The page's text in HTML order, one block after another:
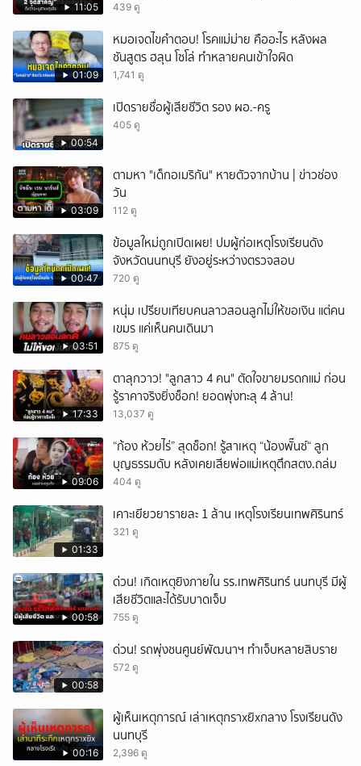
11:05 439 ดู
01:09
หมอเจดไขคำตอบ! โรคแม่ม่าย คืออะไร หลังผล
ชันสูตร ฮลุน โซโล่ ทำหลายคนเข้าใจผิด
1,741 ดู
00:54
เปิดรายชื่อผู้เสียชีวิต รอง ผอ.-ครู
405 ดู
03:09
ตามหา "เด็กอเมริกัน" หายตัวจากบ้าน | ข่าวช่อง
วัน
112 ดู
00:47
ข้อมูลใหม่ถูกเปิดเผย! ปมผู้ก่อเหตุโรงเรียนดัง
จังหวัดนนทบุรี ยังอยู่ระหว่างตรวจสอบ
720 ดู
03:51
หนุ่ม เปรียบเทียบคนลาวสอนลูกไม่ให้ขอเงิน แต่คน
เขมร แค่เห็นคนเดินมา
875 ดู
17:33
ตาลุกวาว! "ลูกสาว 4 คน" ตัดใจขายมรดกแม่ ก่อน
รู้ราคาจริงยิ่งช็อก! ยอดพุ่งทะลุ 4 ล้าน!
13,037 ดู
09:06
“ก้อง ห้วยไร่” สุดช็อก! รู้สาเหตุ “น้องพั๊นซ์“ ลูก
บุญธรรมดับ หลังเคยเสียพ่อแม่เหตุตึกสตง.ถล่ม
404 ดู
01:33
เคาะเยียวยารายละ 1 ล้าน เหตุโรงเรียนเทพศิรินทร์
321 ดู
00:58
ด่วน! เกิดเหตุยิงภายใน รร.เทพศิรินทร์ นนทบุรี มีผู้
เสียชีวิตและได้รับบาดเจ็บ
755 ดู
00:58
ด่วน! รถพุ่งชนศูนย์พัฒนาฯ ทำเจ็บหลายสิบราย
572 ดู
00:16
ผู้เห็นเหตุการณ์ เล่าเหตุกราxยิxกลาง โรงเรียนดัง
นนทบุรี
2,396 ดู